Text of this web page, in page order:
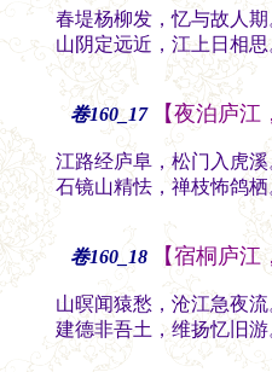
春堤杨柳发，忆与故人
山阴定远近，江上日相
卷160_17 【夜泊庐
江路经庐阜，松门入虎
石镜山精怯，禅枝怖鸽
卷160_18 【宿桐庐
山暝闻猿愁，沧江急夜
建德非吾土，维扬忆旧